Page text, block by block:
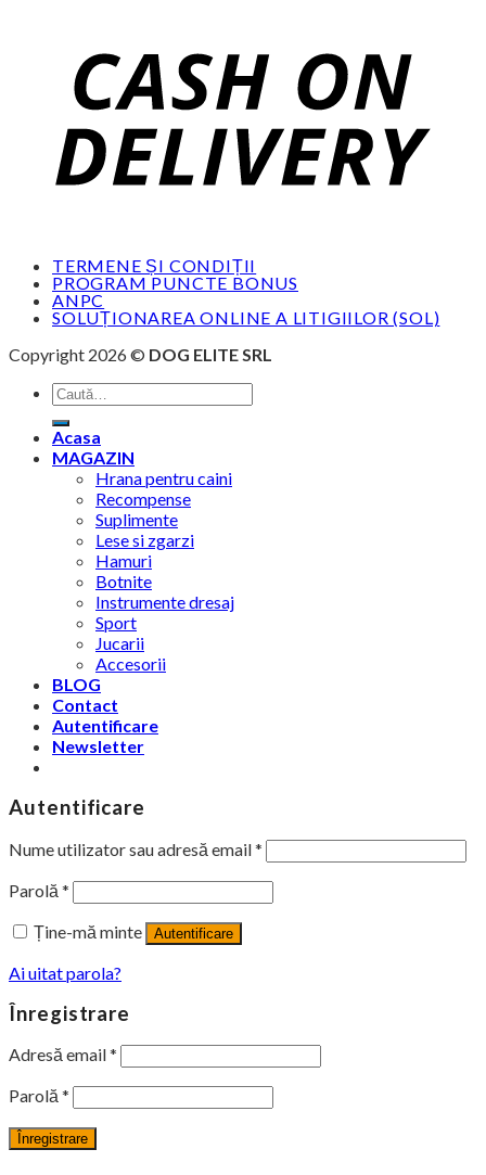
TERMENE ȘI CONDIȚII
PROGRAM PUNCTE BONUS
ANPC
SOLUȚIONAREA ONLINE A LITIGIILOR (SOL)
Copyright 2026 © DOG ELITE SRL
Caută
Acasa
MAGAZIN
Hrana pentru caini
Recompense
Suplimente
Lese si zgarzi
Hamuri
Botnite
Instrumente dresaj
Sport
Jucarii
Accesorii
BLOG
Contact
Autentificare
Newsletter
Autentificare
Nume utilizator sau adresă email*
Parolă *
Ține-mă minte
Autentificare
Ai uitat parola?
Înregistrare
Adresă email*
Parolă *
Înregistrare